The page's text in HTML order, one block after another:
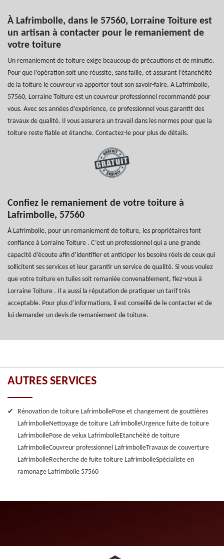
À Lafrimbolle, dans le 57560, Lorraine Toiture est
un artisan à contacter pour le remaniement de
votre toiture
Un remaniement de toiture exige beaucoup de précautions et de minutie.
Pour que l’opération soit une réussite, sans faille, et assurant l’étanchéité
de la toiture le couvreur va apporter tout son savoir-faire. A Lafrimbolle,
57560, Lorraine Toiture est un couvreur professionnel recommandé pour
vous. Avec ses années d’expérience, ce professionnel vous garantit des
travaux de qualité. Il vous assurera un travail dans les normes pour que la
toiture reste fiable et étanche. Contactez-le pour plus de détails.
Confiez le remaniement de votre toiture à
Lafrimbolle, 57560
À Lafrimbolle, pour un remaniement de toiture, les propriétaires font
confiance à Lorraine Toiture . C’est un professionnel qui a une grande
capacité d’écoute afin d’identifier et anticiper les besoins réels de ceux qui
sollicitent ses services et leur garantir un service de qualité. Si vous voulez
que votre toiture en tuiles soit remaniée convenablement, fiez-vous à
Lorraine Toiture . Il a aussi la réputation de pratiquer un tarif très
acceptable. Pour plus d’informations, il est conseillé de le contacter et de
lui demander un devis de remaniement de toiture.
AUTRES SERVICES
Rénovation de toiture LafrimbollePose et changement de gouttières
LafrimbolleNettoyage de toiture LafrimbolleUrgence fuite de toiture
LafrimbollePose de velux LafrimbolleEtanchéité de toiture
LafrimbolleCouvreur professionnel LafrimbolleTravaux de couverture
LafrimbolleRecherche de fuite toiture LafrimbolleSpécialiste en
ramonage Lafrimbolle 57560